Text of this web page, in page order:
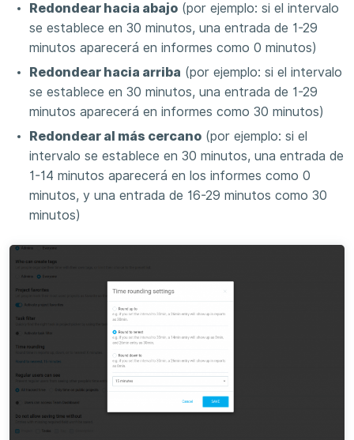
Redondear hacia abajo (por ejemplo: si el intervalo
se establece en 30 minutos, una entrada de 1-29
minutos aparecerá en informes como 0 minutos)
Redondear hacia arriba (por ejemplo: si el intervalo
se establece en 30 minutos, una entrada de 1-29
minutos aparecerá en informes como 30 minutos)
Redondear al más cercano (por ejemplo: si el
intervalo se establece en 30 minutos, una entrada de
1-14 minutos aparecerá en los informes como 0
minutos, y una entrada de 16-29 minutos como 30
minutos)